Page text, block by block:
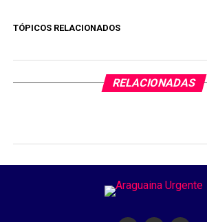
TÓPICOS RELACIONADOS
RELACIONADAS